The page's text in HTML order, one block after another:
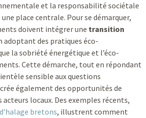
et la responsabilité sociétale
place centrale. Pour se démarquer,
doivent intégrer une transition
adoptant des pratiques éco-
la sobriété énergétique et l’éco-
Cette démarche, tout en répondant
sensible aux questions
également des opportunités de
locaux. Des exemples récents,
bretons, illustrent comment